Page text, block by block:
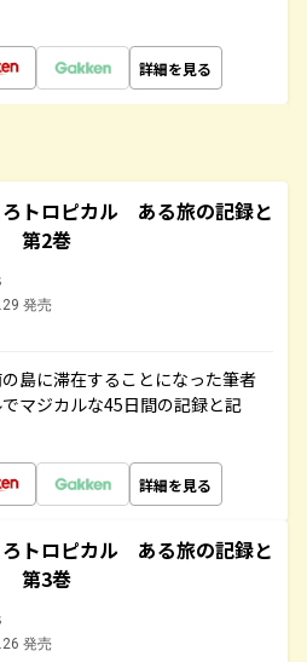
詳細を見る
ろトロピカル ある旅の記録と
第2巻
発売
島に滞在することになった筆者
マジカルな45日間の記録と記
詳細を見る
ろトロピカル ある旅の記録と
第3巻
発売